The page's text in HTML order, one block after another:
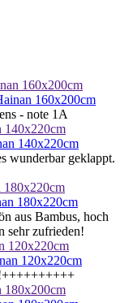
speziellen Klarlack
zu
dass unsere Betten
verlassen, dass sie
Sicherheit
in Übergrößen mit
Personen mit
Bambusbetten
160x200cm
- note 1A
140x220cm
wunderbar geklappt.
180x220cm
aus Bambus, hoch
sehr zufrieden!
120x220cm
180x200cm